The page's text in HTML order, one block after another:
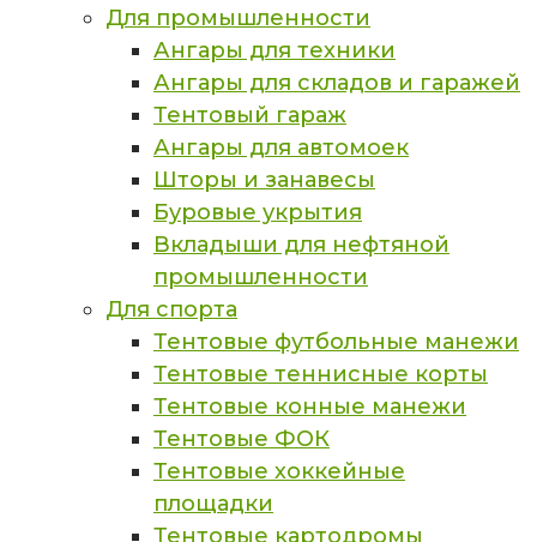
Для промышленности
Ангары для техники
Ангары для складов и гаражей
Тентовый гараж
Ангары для автомоек
Шторы и занавесы
Буровые укрытия
Вкладыши для нефтяной
промышленности
Для спорта
Тентовые футбольные манежи
Тентовые теннисные корты
Тентовые конные манежи
Тентовые ФОК
Тентовые хоккейные
площадки
Тентовые картодромы